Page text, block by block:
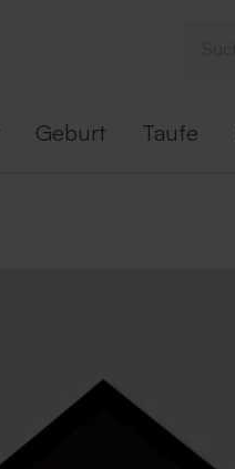
Geburt Taufe